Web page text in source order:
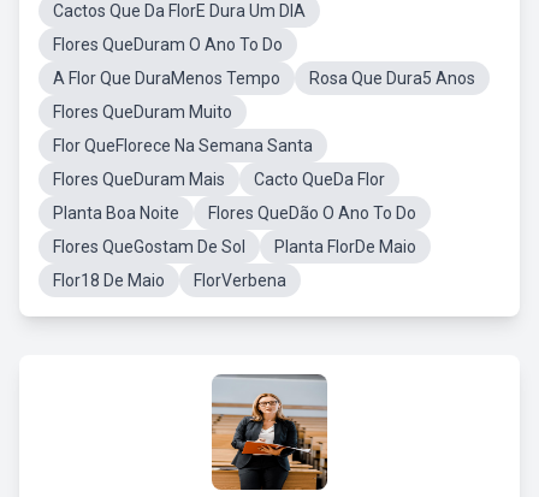
Cactos Que Da FlorE Dura Um DIA
Flores QueDuram O Ano To Do
A Flor Que DuraMenos Tempo
Rosa Que Dura5 Anos
Flores QueDuram Muito
Flor QueFlorece Na Semana Santa
Flores QueDuram Mais
Cacto QueDa Flor
Planta Boa Noite
Flores QueDão O Ano To Do
Flores QueGostam De Sol
Planta FlorDe Maio
Flor18 De Maio
FlorVerbena